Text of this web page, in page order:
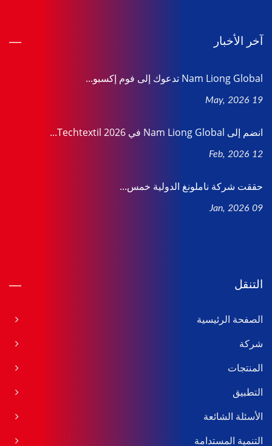
آخر الأخبار
Nam Liong Global تدعوك إلى فوم إكسبو...
19 May, 2026
انضم إلى Nam Liong Global في Techtextil 2026...
12 Feb, 2026
حققت شركة ناملونغ الدولية خمس...
09 Jan, 2026
التنقل
الصفحة الرئيسية
شركة
المنتجات
التطبيق
الأسئلة الشائعة
التنمية المستدامة